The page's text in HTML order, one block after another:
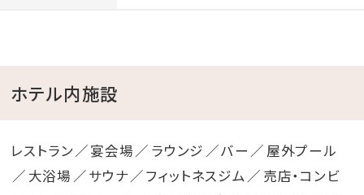
ホテル内施設
レストラン 宴会場 ラウンジ バー
屋外プール
大浴場
サウナ フィットネスジム
売店・コンビ